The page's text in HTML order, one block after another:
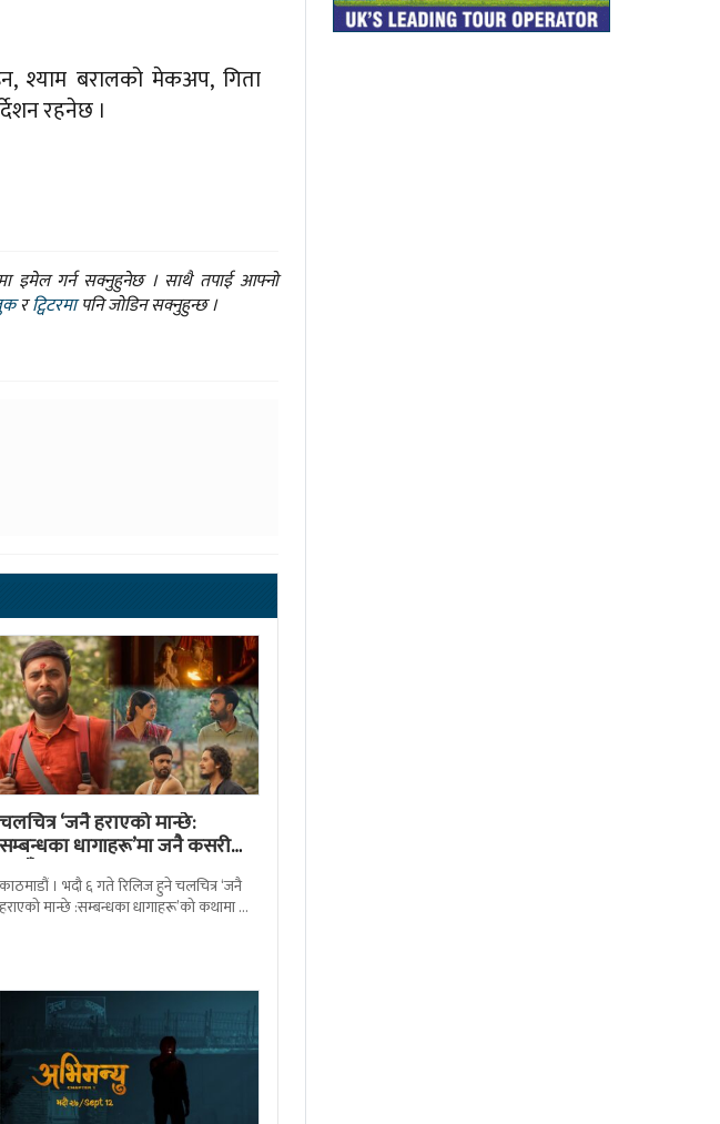
श्याम बरालको मेकअप, गिता
रहनेछ ।
इमेल गर्न सक्नुहुनेछ । साथै तपाई आफ्नो
रट्विटरमापनि जोडिन सक्नुहुन्छ ।
चलचित्र ‘जनै हराएको मान्छे:
सम्बन्धका धागाहरू’मा जनै कसरी
हराउँछ ?
काठमाडौं । भदौ ६ गते रिलिज हुने चलचित्र ‘जनै
हराएको मान्छे :सम्बन्धका धागाहरू’को कथामा के